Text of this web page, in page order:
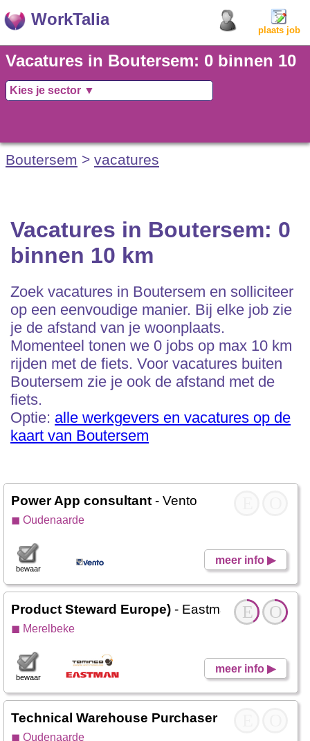
WorkTalia
plaats job
Vacatures in Boutersem: 0 binnen 10
km
Boutersem > vacatures
Vacatures in Boutersem: 0
binnen 10 km
Zoek vacatures in Boutersem en solliciteer
op een eenvoudige manier. Bij elke job zie
je de afstand van je woonplaats.
Momenteel tonen we 0 jobs op max 10 km
rijden met de fiets. Voor vacatures buiten
Boutersem zie je ook de afstand met de
fiets.
Optie: alle werkgevers en vacatures op de
kaart van Boutersem
Power App consultant - Vento
◼ Oudenaarde
meer info ▶
bewaar
O
E
Product Steward Europe) - Eastman / Taminco
◼ Merelbeke
meer info ▶
bewaar
Technical Warehouse Purchaser- Samsonite
◼ Oudenaarde